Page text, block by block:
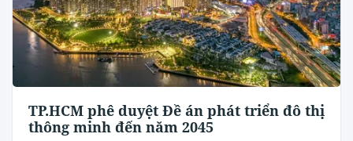
TP.HCM phê duyệt Đề án phát triển đô thị
thông minh đến năm 2045